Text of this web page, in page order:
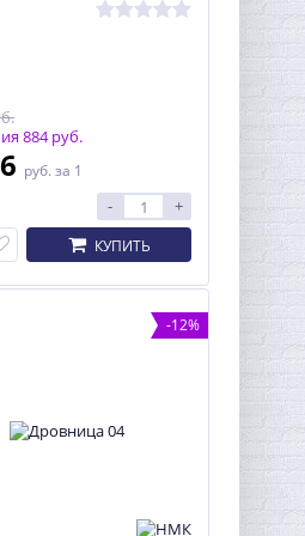
884 руб.
руб. за 1
- +
КУПИТЬ
-12%